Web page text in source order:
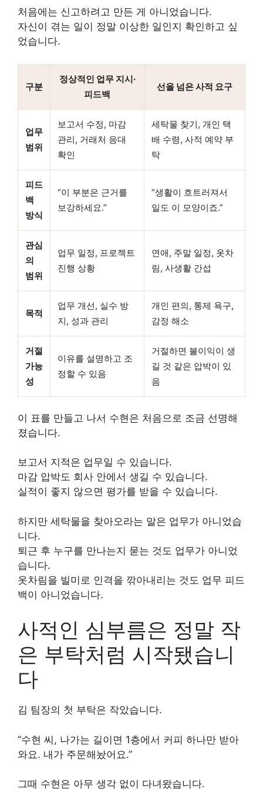
처음에는 신고하려고 만든 게 아니었습니다.
자신이 겪는 일이 정말 이상한 일인지 확인하고 싶
었습니다.
구분
정상적인 업무 지시·
피드백
선을 넘은 사적 요구
업무
범위
보고서 수정, 마감
관리, 거래처 응대
확인
세탁물 찾기, 개인 택
배 수령, 사적 예약 부
탁
피드
백
방식
“이 부분은 근거를
보강하세요.”
“생활이 흐트러져서
일도 이 모양이죠.”
관심
의
범위
업무 일정, 프로젝트
진행 상황
연애, 주말 일정, 옷차
림, 사생활 간섭
목적
업무 개선, 실수 방
지, 성과 관리
개인 편의, 통제 욕구,
감정 해소
거절
가능
성
이유를 설명하고 조
정할 수 있음
거절하면 불이익이 생
길 것 같은 압박이 있
음
이 표를 만들고 나서 수현은 처음으로 조금 선명해
졌습니다.
보고서 지적은 업무일 수 있습니다.
마감 압박도 회사 안에서 생길 수 있습니다.
실적이 좋지 않으면 평가를 받을 수 있습니다.
하지만 세탁물을 찾아오라는 말은 업무가 아니었습
니다.
퇴근 후 누구를 만나는지 묻는 것도 업무가 아니었
습니다.
옷차림을 빌미로 인격을 깎아내리는 것도 업무 피드
백이 아니었습니다.
사적인 심부름은 정말 작
은 부탁처럼 시작됐습니
다
김 팀장의 첫 부탁은 작았습니다.
“수현 씨, 나가는 길이면 1층에서 커피 하나만 받아
와요. 내가 주문해놨어요.”
그때 수현은 아무 생각 없이 다녀왔습니다.